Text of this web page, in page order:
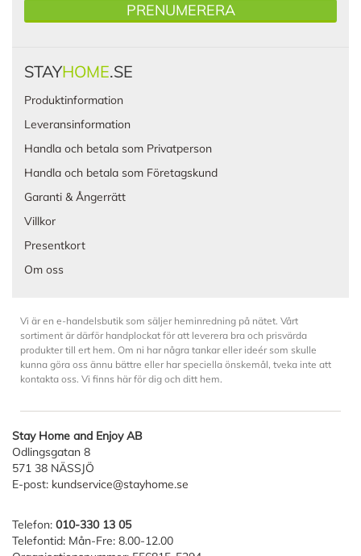
PRENUMERERA
STAYHOME.SE
Produktinformation
Leveransinformation
Handla och betala som Privatperson
Handla och betala som Företagskund
Garanti & Ångerrätt
Villkor
Presentkort
Om oss
Vi är en e-handelsbutik som säljer heminredning på nätet. Vårt
sortiment är därför handplockat för att leverera bra och prisvärda
produkter till ert hem. Om ni har några tankar eller ideér som skulle
kunna göra oss ännu bättre eller har speciella önskemål, tveka inte att
kontakta oss. Vi finns här för dig och ditt hem.
Stay Home and Enjoy AB
Odlingsgatan 8
571 38 NÄSSJÖ
E-post: kundservice@stayhome.se
Telefon: 010-330 13 05
Telefontid: Mån-Fre: 8.00-12.00